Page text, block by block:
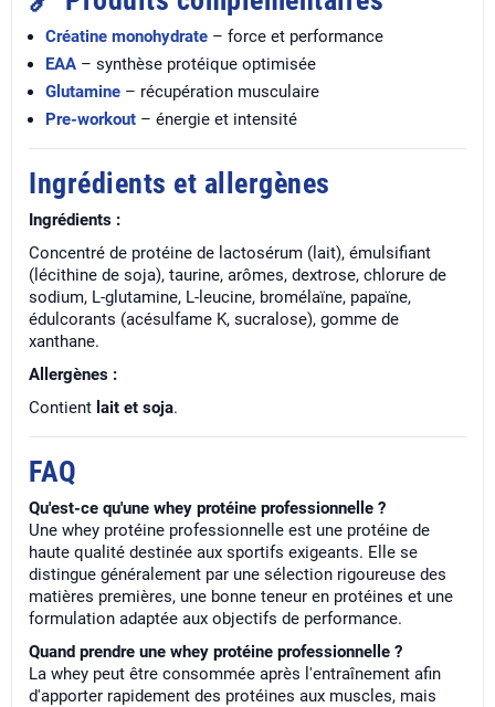
Créatine monohydrate – force et performance
EAA – synthèse protéique optimisée
Glutamine – récupération musculaire
Pre-workout – énergie et intensité
Ingrédients et allergènes
Ingrédients :
Concentré de protéine de lactosérum (lait), émulsifiant
(lécithine de soja), taurine, arômes, dextrose, chlorure de
sodium, L-glutamine, L-leucine, bromélaïne, papaïne,
édulcorants (acésulfame K, sucralose), gomme de
xanthane.
Allergènes :
Contient lait et soja.
FAQ
Qu'est-ce qu'une whey protéine professionnelle ?
Une whey protéine professionnelle est une protéine de
haute qualité destinée aux sportifs exigeants. Elle se
distingue généralement par une sélection rigoureuse des
matières premières, une bonne teneur en protéines et une
formulation adaptée aux objectifs de performance.
Quand prendre une whey protéine professionnelle ?
La whey peut être consommée après l'entraînement afin
d'apporter rapidement des protéines aux muscles, mais